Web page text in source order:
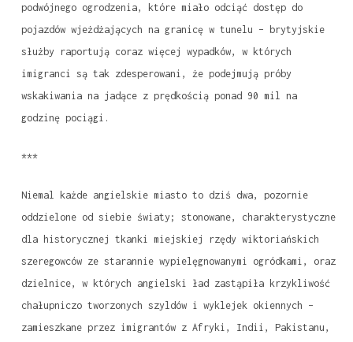
podwójnego ogrodzenia, które miało odciąć dostęp do
pojazdów wjeżdżających na granicę w tunelu – brytyjskie
służby raportują coraz więcej wypadków, w których
imigranci są tak zdesperowani, że podejmują próby
wskakiwania na jadące z prędkością ponad 90 mil na
godzinę pociągi.
***
Niemal każde angielskie miasto to dziś dwa, pozornie
oddzielone od siebie światy; stonowane, charakterystyczne
dla historycznej tkanki miejskiej rzędy wiktoriańskich
szeregowców ze starannie wypielęgnowanymi ogródkami, oraz
dzielnice, w których angielski ład zastąpiła krzykliwość
chałupniczo tworzonych szyldów i wyklejek okiennych –
zamieszkane przez imigrantów z Afryki, Indii, Pakistanu,